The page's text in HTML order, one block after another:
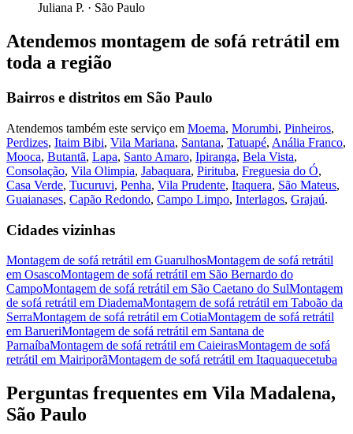
Juliana P. · São Paulo
Atendemos montagem de sofá retrátil em
toda a região
Bairros e distritos em São Paulo
Atendemos também este serviço em Moema, Morumbi, Pinheiros,
Perdizes, Itaim Bibi, Vila Mariana, Santana, Tatuapé, Anália Franco,
Mooca, Butantã, Lapa, Santo Amaro, Ipiranga, Bela Vista,
Consolação, Vila Olimpia, Jabaquara, Pirituba, Freguesia do Ó,
Casa Verde, Tucuruvi, Penha, Vila Prudente, Itaquera, São Mateus,
Guaianases, Capão Redondo, Campo Limpo, Interlagos, Grajaú.
Cidades vizinhas
Montagem de sofá retrátil em GuarulhosMontagem de sofá retrátil
em OsascoMontagem de sofá retrátil em São Bernardo do
CampoMontagem de sofá retrátil em São Caetano do SulMontagem
de sofá retrátil em DiademaMontagem de sofá retrátil em Taboão da
SerraMontagem de sofá retrátil em CotiaMontagem de sofá retrátil
em BarueriMontagem de sofá retrátil em Santana de
ParnaíbaMontagem de sofá retrátil em CaieirasMontagem de sofá
retrátil em MairiporãMontagem de sofá retrátil em Itaquaquecetuba
Perguntas frequentes em Vila Madalena,
São Paulo